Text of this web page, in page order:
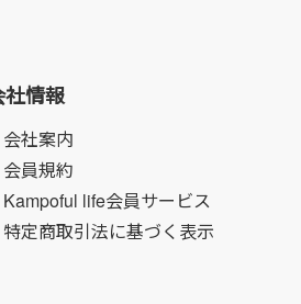
社情報
会社案内
会員規約
Kampoful life会員サービス
特定商取引法に基づく表示